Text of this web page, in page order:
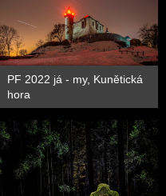
PF 2022 já - my, Kunětická
hora